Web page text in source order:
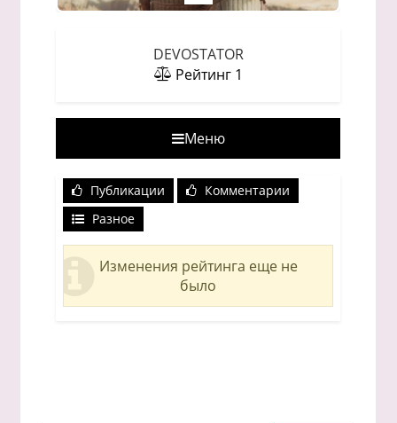
DEVOSTATOR
Рейтинг 1
Меню
Публикации
Комментарии
Разное
Изменения рейтинга еще не
было